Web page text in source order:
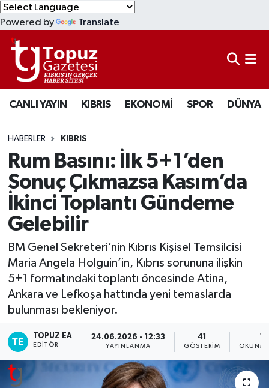
Powered by Translate
CANLI YAYIN KIBRIS EKONOMİ SPOR DÜNYA
HABERLER KIBRIS
Rum Basını: İlk 5+1’den
Sonuç Çıkmazsa Kasım’da
İkinci Toplantı Gündeme
Gelebilir
BM Genel Sekreteri’nin Kıbrıs Kişisel Temsilcisi
Maria Angela Holguin’in, Kıbrıs sorununa ilişkin
5+1 formatındaki toplantı öncesinde Atina,
Ankara ve Lefkoşa hattında yeni temaslarda
bulunması bekleniyor.
TOPUZ EA
EDITÖR
24.06.2026 - 12:33
YAYINLANMA
41
GÖSTERIM
KIBRIS
DÜNYA
EKONOMİ
MAGAZİN
SAĞLIK
SPOR
TEKNOLOJİ
TÜRKİYE
Lefkoşa Nöbetçi Eczaneler
Lefkoşa Hava Durumu
Lefkoşa Trafik Yoğunluk Haritası
Süper Lig Puan Durumu ve Fikstür
Tüm Manşetler
Son Dakika Haberleri
Haber Arşivi